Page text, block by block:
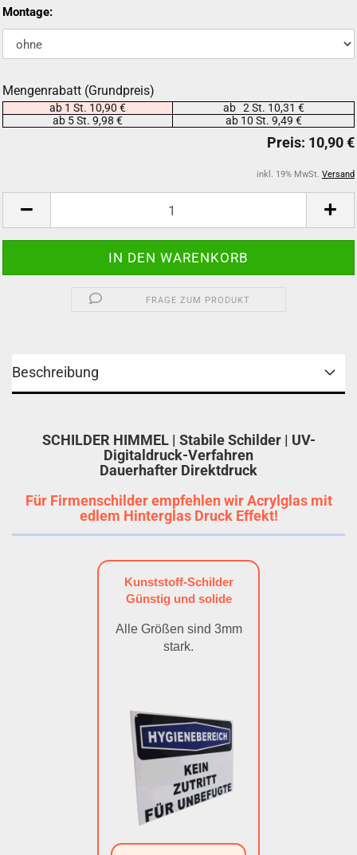
Montage:
Mengenrabatt (Grundpreis)
ab 1 St. 10,90 €
ab 2 St. 10,31 €
ab 5 St. 9,98 €
ab 10 St. 9,49 €
inkl. 19% MwSt. Versand
FRAGE ZUM PRODUKT
Beschreibung
SCHILDER HIMMEL | Stabile Schilder | UV-
Digitaldruck-Verfahren
Dauerhafter Direktdruck
Für Firmenschilder empfehlen wir Acrylglas mit
edlem Hinterglas Druck Effekt!
Kunststoff-Schilder
Günstig und solide
Alle Größen sind 3mm
stark.